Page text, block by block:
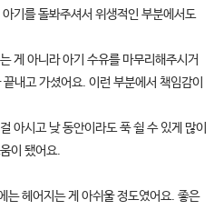
기를 돌봐주셔서 위생적인 부분에서도
게 아니라 아기 수유를 마무리해주시거
내고 가셨어요. 이런 부분에서 책임감이
아시고 낮 동안이라도 푹 쉴 수 있게 많이
이 됐어요.
는 헤어지는 게 아쉬울 정도였어요. 좋은